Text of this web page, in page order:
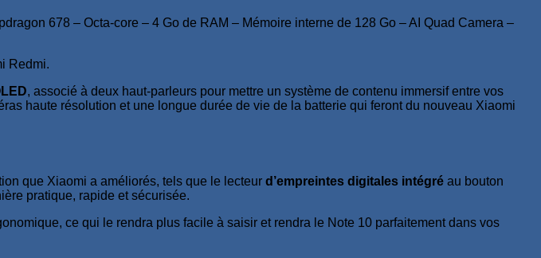
678 – Octa-core – 4 Go de RAM – Mémoire interne de 128 Go – AI Quad Camera –
Redmi.
, associé à deux haut-parleurs pour mettre un système de contenu immersif entre vos
haute résolution et une longue durée de vie de la batterie qui feront du nouveau Xiaomi
que Xiaomi a améliorés, tels que le lecteur d’empreintes digitales intégré au bouton
pratique, rapide et sécurisée.
ce qui le rendra plus facile à saisir et rendra le Note 10 parfaitement dans vos